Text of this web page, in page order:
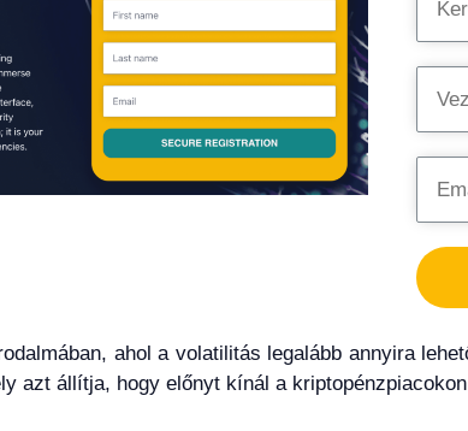
ahol a volatilitás legalább annyira
azt állítja, hogy előnyt kínál a